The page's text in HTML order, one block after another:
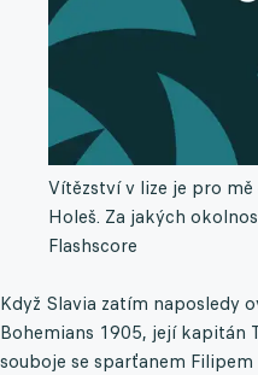
Vítězství v lize je pro
Holeš. Za jakých
Flashscore
Když Slavia zatím naposledy
Bohemians 1905, její kapitán
souboje se sparťanem